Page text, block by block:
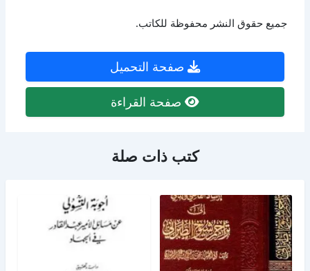
جميع حقوق النشر محفوظة للكاتب.
صفحة التحميل
صفحة القراءة
كتب ذات صلة